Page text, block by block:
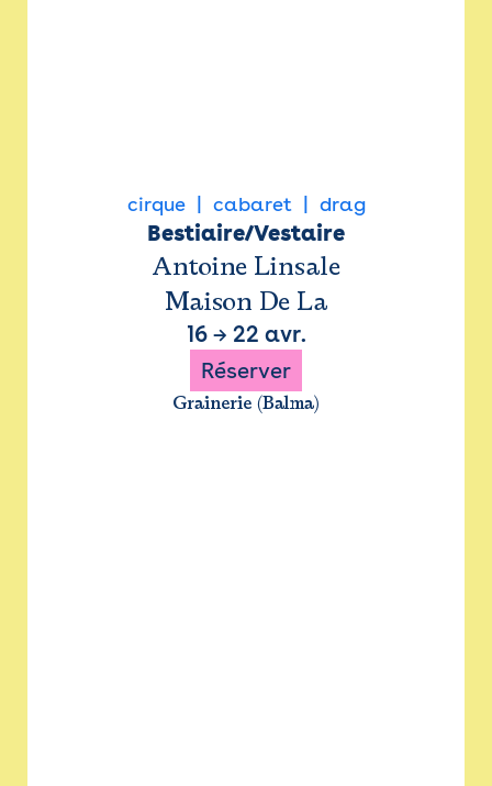
cirque cabaret drag
Bestiaire/Vestaire
Antoine Linsale
Maison De La
16→ 22 avr.
Réserver
Grainerie (Balma)